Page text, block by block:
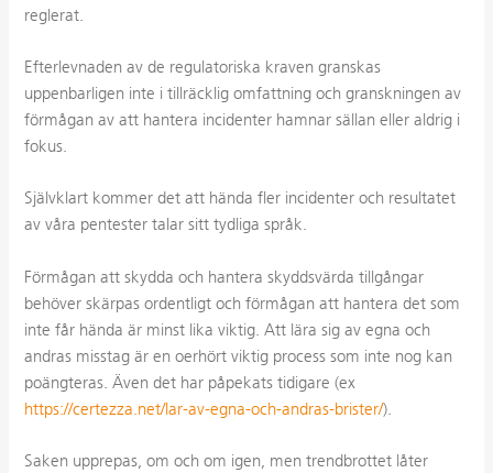
reglerat.
Efterlevnaden av de regulatoriska kraven granskas
uppenbarligen inte i tillräcklig omfattning och granskningen av
förmågan av att hantera incidenter hamnar sällan eller aldrig i
fokus.
Självklart kommer det att hända fler incidenter och resultatet
av våra pentester talar sitt tydliga språk.
Förmågan att skydda och hantera skyddsvärda tillgångar
behöver skärpas ordentligt och förmågan att hantera det som
inte får hända är minst lika viktig. Att lära sig av egna och
andras misstag är en oerhört viktig process som inte nog kan
poängteras. Även det har påpekatstidigare (ex
https://certezza.net/lar-av-egna-och-andras-brister/).
Saken upprepas, om och om igen, men trendbrottet låter